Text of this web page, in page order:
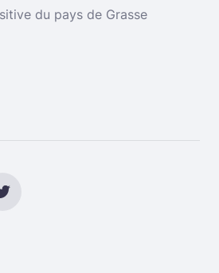
du pays de Grasse